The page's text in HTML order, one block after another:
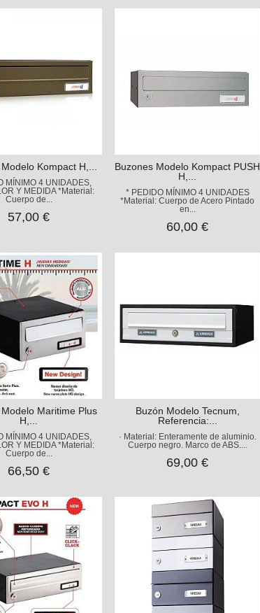
Kompact H,...
MÍNIMO 4 UNIDADES,
Y MEDIDA *Material:
Cuerpo de...
57,00 €
Buzones Modelo Kompact PUSH
H,...
* PEDIDO MÍNIMO 4 UNIDADES
*Material: Cuerpo de Acero Pintado
en...
60,00 €
Maritime Plus
H,...
MÍNIMO 4 UNIDADES,
Y MEDIDA *Material:
Cuerpo de...
66,50 €
Buzón Modelo Tecnum,
Referencia:...
· Material: Enteramente de aluminio.
Cuerpo negro. Marco de ABS....
69,00 €